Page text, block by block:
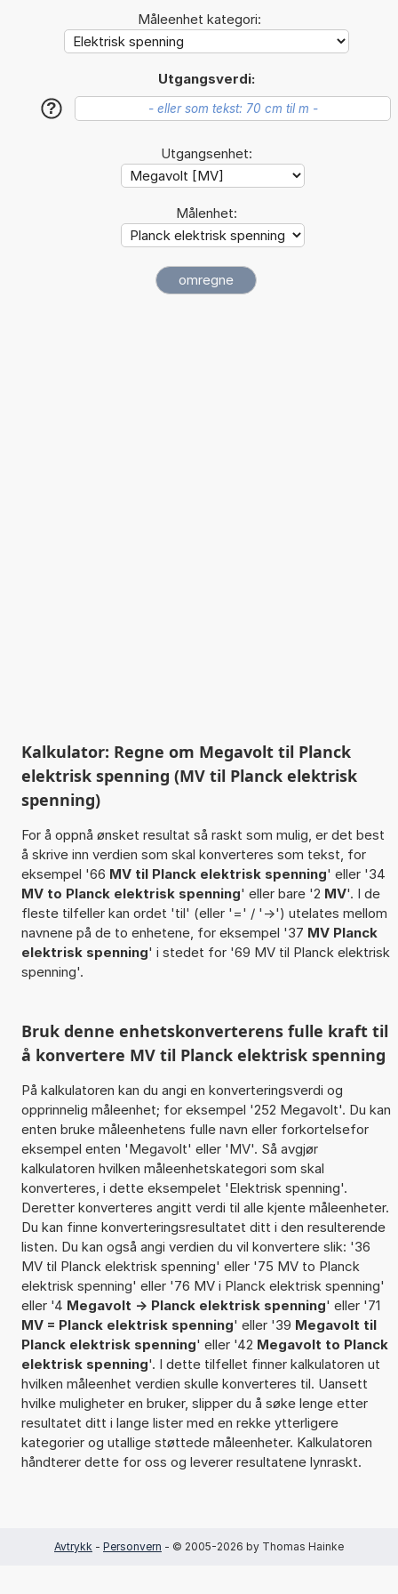
Måleenhet kategori:
Utgangsverdi:
?
Utgangsenhet:
Målenhet:
Kalkulator: Regne om Megavolt til Planck
elektrisk spenning (MV til Planck elektrisk
spenning)
For å oppnå ønsket resultat så raskt som mulig, er det best
å skrive inn verdien som skal konverteres som tekst, for
eksempel '66 MV til Planck elektrisk spenning' eller '34
MV to Planck elektrisk spenning' eller bare '2 MV'. I de
fleste tilfeller kan ordet 'til' (eller '=' / '->') utelates mellom
navnene på de to enhetene, for eksempel '37 MV Planck
elektrisk spenning' i stedet for '69 MV til Planck elektrisk
spenning'.
Bruk denne enhetskonverterens fulle kraft til
å konvertere MV til Planck elektrisk spenning
På kalkulatoren kan du angi en konverteringsverdi og
opprinnelig måleenhet; for eksempel '252 Megavolt'. Du kan
enten bruke måleenhetens fulle navn eller forkortelsefor
eksempel enten 'Megavolt' eller 'MV'. Så avgjør
kalkulatoren hvilken måleenhetskategori som skal
konverteres, i dette eksempelet 'Elektrisk spenning'.
Deretter konverteres angitt verdi til alle kjente måleenheter.
Du kan finne konverteringsresultatet ditt i den resulterende
listen. Du kan også angi verdien du vil konvertere slik: '36
MV til Planck elektrisk spenning' eller '75 MV to Planck
elektrisk spenning' eller '76 MV i Planck elektrisk spenning'
eller '4 Megavolt -> Planck elektrisk spenning' eller '71
MV = Planck elektrisk spenning' eller '39 Megavolt til
Planck elektrisk spenning' eller '42 Megavolt to Planck
elektrisk spenning'. I dette tilfellet finner kalkulatoren ut
hvilken måleenhet verdien skulle konverteres til. Uansett
hvilke muligheter en bruker, slipper du å søke lenge etter
resultatet ditt i lange lister med en rekke ytterligere
kategorier og utallige støttede måleenheter. Kalkulatoren
håndterer dette for oss og leverer resultatene lynraskt.
Avtrykk - Personvern - © 2005-2026 by Thomas Hainke